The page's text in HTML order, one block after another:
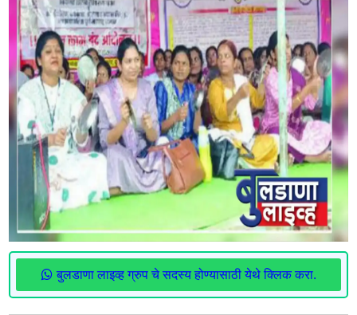
बुलडाणा लाइव्ह ग्रुप चे सदस्य होण्यासाठी येथे क्लिक करा.